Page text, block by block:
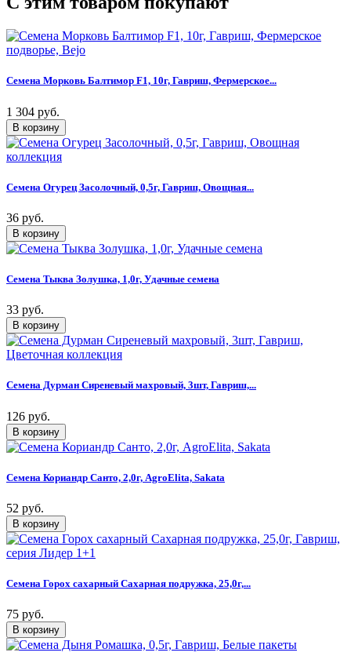
Семена Морковь Балтимор F1, 10г, Гавриш, Фермерское...
1 304 руб.
Семена Огурец Засолочный, 0,5г, Гавриш, Овощная...
36 руб.
Семена Тыква Золушка, 1,0г, Удачные семена
33 руб.
Семена Дурман Сиреневый махровый, 3шт, Гавриш,...
126 руб.
Семена Кориандр Санто, 2,0г, AgroElita, Sakata
52 руб.
Семена Горох сахарный Сахарная подружка, 25,0г,...
75 руб.